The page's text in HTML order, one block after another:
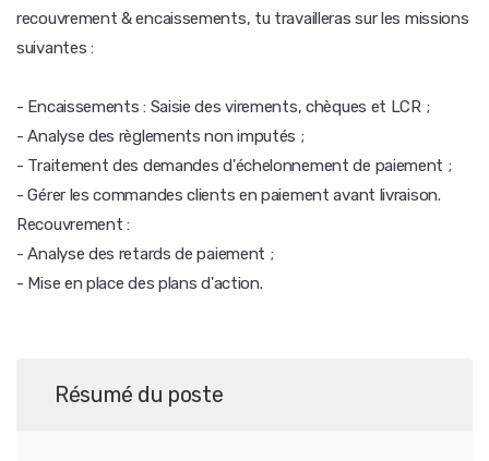
recouvrement & encaissements, tu travailleras sur les missions
suivantes :
- Encaissements : Saisie des virements, chèques et LCR ;
- Analyse des règlements non imputés ;
- Traitement des demandes d'échelonnement de paiement ;
- Gérer les commandes clients en paiement avant livraison.
Recouvrement :
- Analyse des retards de paiement ;
- Mise en place des plans d'action.
Résumé du poste